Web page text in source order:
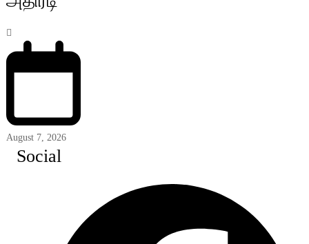
August 7, 2026
Social